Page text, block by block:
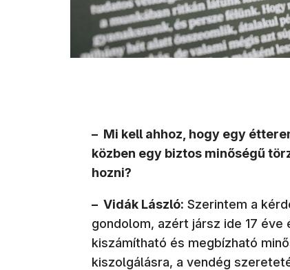
– Mi kell ahhoz, hogy egy
közben egy biztos minőségű
hozni?
– Vidák László: Szerintem a
gondolom, azért jársz ide 17
kiszámítható és megbízható
kiszolgálásra, a vendég